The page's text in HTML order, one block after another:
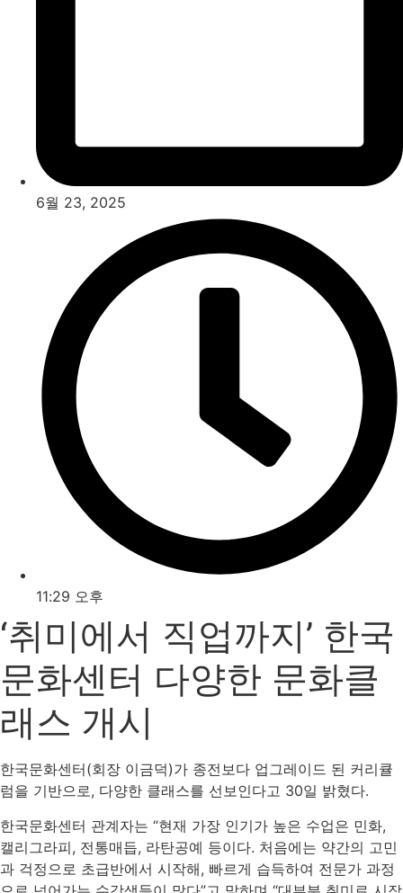
6월 23, 2025
11:29 오후
‘취미에서 직업까지’ 한국
문화센터 다양한 문화클
래스 개시
한국문화센터(회장 이금덕)가 종전보다 업그레이드 된 커리큘
럼을 기반으로, 다양한 클래스를 선보인다고 30일 밝혔다.
한국문화센터 관계자는 “현재 가장 인기가 높은 수업은 민화,
캘리그라피, 전통매듭, 라탄공예 등이다. 처음에는 약간의 고민
과 걱정으로 초급반에서 시작해, 빠르게 습득하여 전문가 과정